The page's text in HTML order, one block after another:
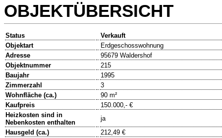
OBJEKTÜBERSICHT
Status
Verkauft
Objektart
Erdgeschosswohnung
Adresse
95679 Waldershof
Objektnummer
215
Baujahr
1995
Zimmerzahl
3
Wohnfläche (ca.)
90 m²
Kaufpreis
150.000,- €
Heizkosten sind in
Nebenkosten enthalten
ja
Hausgeld (ca.)
212,49 €